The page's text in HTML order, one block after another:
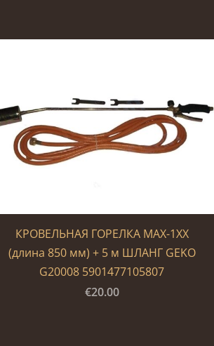
КРОВЕЛЬНАЯ ГОРЕЛКА MAX-1XX
(длина 850 мм) + 5 м ШЛАНГ GEKO
G20008 5901477105807
€20.00